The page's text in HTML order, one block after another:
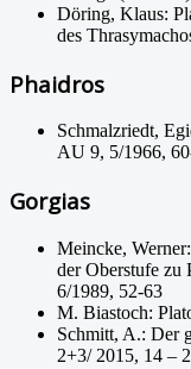
Döring, Klaus:
des
Phaidros
Schmalzriedt,
AU 9, 5/1966,
Gorgias
Meincke,
der Oberstufe zu
6/1989, 52-63
M. Biastoch:
Schmitt, A.: Der
2+3/ 2015, 14 –